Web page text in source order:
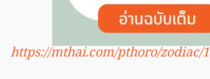
https://mthai.com/pthoro/zodiac/